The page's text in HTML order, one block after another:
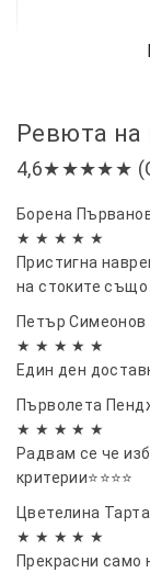
Ревюта на
4,6★★★★★
Борена
★ ★ ★ ★ ★
Пристигна
на стоките
Петър Симеонов
★ ★ ★ ★ ★
Един ден
Първолета
★ ★ ★ ★ ★
Радвам се че
критерии⭐⭐⭐⭐
Цветелина
★ ★ ★ ★ ★
Прекрасни само